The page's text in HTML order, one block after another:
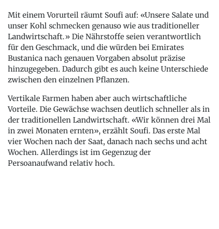
Mit einem Vorurteil räumt Soufi auf: «Unsere Salate und
unser Kohl schmecken genauso wie aus traditioneller
Landwirtschaft.» Die Nährstoffe seien verantwortlich
für den Geschmack, und die würden bei Emirates
Bustanica nach genauen Vorgaben absolut präzise
hinzugegeben. Dadurch gibt es auch keine Unterschiede
zwischen den einzelnen Pflanzen.
Vertikale Farmen haben aber auch wirtschaftliche
Vorteile. Die Gewächse wachsen deutlich schneller als in
der traditionellen Landwirtschaft. «Wir können drei Mal
in zwei Monaten ernten», erzählt Soufi. Das erste Mal
vier Wochen nach der Saat, danach nach sechs und acht
Wochen. Allerdings ist im Gegenzug der
Persoanaufwand relativ hoch.